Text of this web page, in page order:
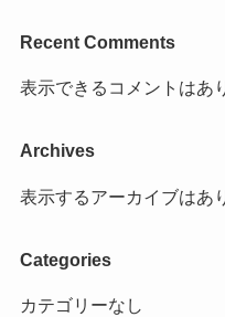
Recent Comments
表示できるコメントはあ
Archives
表示するアーカイブはあ
Categories
カテゴリーなし